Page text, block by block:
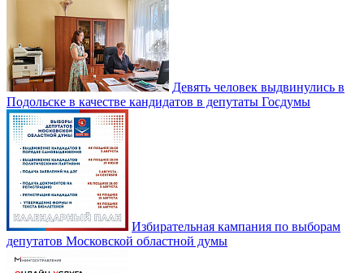
Девять человек выдвинулись в
Подольске в качестве кандидатов в депутаты Госдумы
Избирательная кампания по выборам
депутатов Московской областной думы